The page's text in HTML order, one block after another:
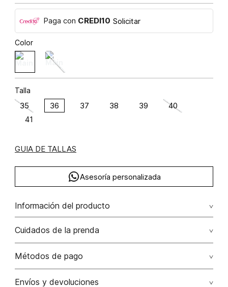
Paga con CREDI10 Solicitar
Color
Talla
35 36 37 38 39
40
41
GUIA DE TALLAS
Asesoría personalizada
Información del producto
Botin con herraje
Cuidados de la prenda
Métodos de pago
Tarjetas de crédito: Visa, Dinners, Master Card y American
Envíos y devoluciones